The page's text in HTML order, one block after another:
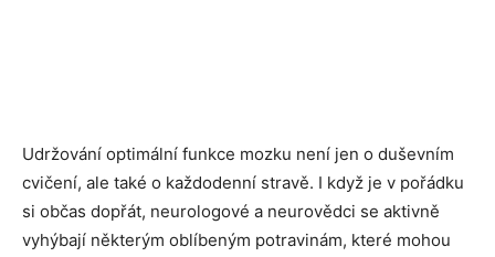
Udržování optimální funkce mozku není jen o duševním
cvičení, ale také o každodenní stravě. I když je v pořádku
si občas dopřát, neurologové a neurovědci se aktivně
vyhýbají některým oblíbeným potravinám, které mohou